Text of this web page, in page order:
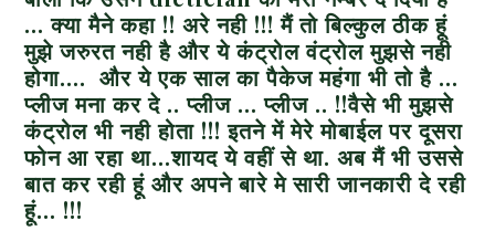
… क्या मैने कहा !! अरे नही !!! मैं तो बिल्कुल ठीक हूं
मुझे जरुरत नही है और ये कंट्रोल वंट्रोल मुझसे नही
होगा…. और ये एक साल का पैकेज महंगा भी तो है …
प्लीज मना कर दे .. प्लीज … प्लीज .. !!वैसे भी मुझसे
कंट्रोल भी नही होता !!! इतने में मेरे मोबाईल पर दूसरा
फोन आ रहा था…शायद ये वहीं से था. अब मैं भी उससे
बात कर रही हूं और अपने बारे मे सारी जानकारी दे रही
हूं… !!!